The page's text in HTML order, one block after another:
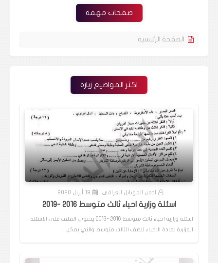
صفحات مهمة
الصفحة الرئيسية
اكثر المواضيع زيارة
ادمن الموبايل العراقي 19 أبريل 2020
اسئلة وزارية احياء ثالث متوسط 2016 -2019
اسئلة وزارية احياء ثالث متوسط 2016 -2019 يحتوي الملف على الاسئلة
الوزارية لمادة الاحياء للصف الثالث متوسط والتي يمكن…